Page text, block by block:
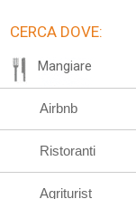
CERCA DOVE:
Mangiare
Airbnb
Ristoranti
Agriturist